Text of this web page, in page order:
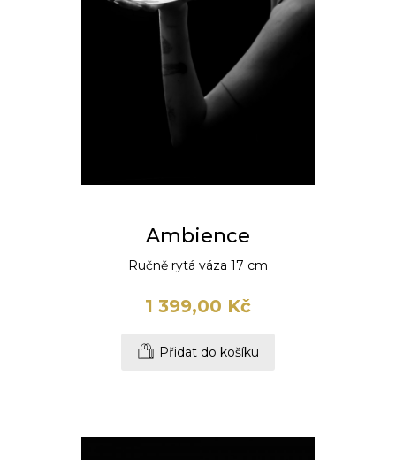
Ambience
Ručně rytá váza 17 cm
1 399,00 Kč
Přidat do košíku